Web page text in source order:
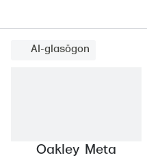
AI-glasögon
Oakley Meta